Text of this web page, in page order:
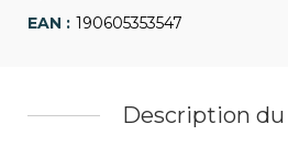
190605353547
Description